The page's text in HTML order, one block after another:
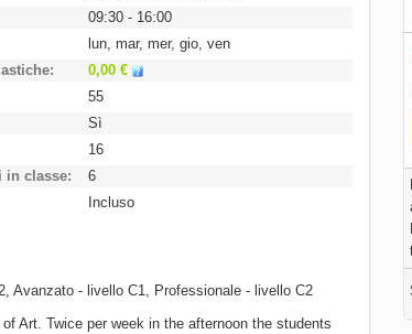
09:30 - 16:00
lun, mar, mer, gio, ven
0,00 €
55
Sì
16
in classe
6
Incluso
Avanzato - livello C1, Professionale - livello C2
Art. Twice per week in the afternoon the students